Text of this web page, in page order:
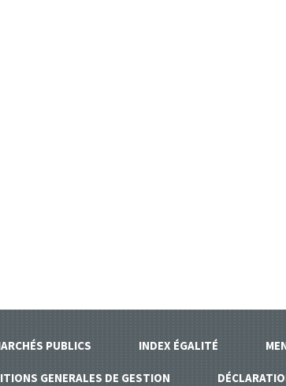
PUBLICS INDEX ÉGALITÉ
GENERALES DE GESTION